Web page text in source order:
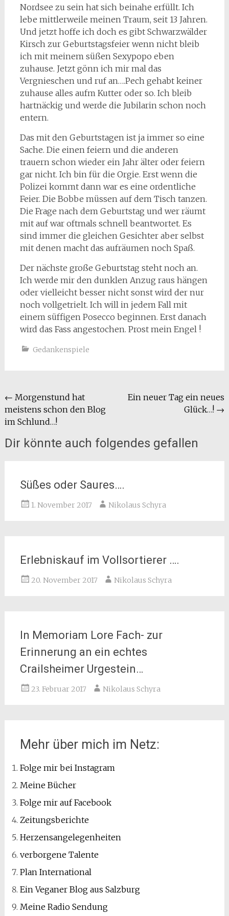
Nordsee zu sein hat sich beinahe erfüllt. Ich
lebe mittlerweile meinen Traum, seit 13 Jahren.
Und jetzt hoffe ich doch es gibt Schwarzwälder
Kirsch zur Geburtstagsfeier wenn nicht bleib
ich mit meinem süßen Sexypopo eben
zuhause. Jetzt gönn ich mir mal das
Vergnieschen und ruf an….Pech gehabt keiner
zuhause alles aufm Kutter oder so. Ich bleib
hartnäckig und werde die Jubilarin schon noch
entern.
Das mit den Geburtstagen ist ja immer so eine
Sache. Die einen feiern und die anderen
trauern schon wieder ein Jahr älter oder feiern
gar nicht. Ich bin für die Orgie. Erst wenn die
Polizei kommt dann war es eine ordentliche
Feier. Die Bobbe müssen auf dem Tisch tanzen.
Die Frage nach dem Geburtstag und wer räumt
mit auf war oftmals schnell beantwortet. Es
sind immer die gleichen Gesichter aber selbst
mit denen macht das aufräumen noch Spaß.
Der nächste große Geburtstag steht noch an.
Ich werde mir den dunklen Anzug raus hängen
oder vielleicht besser nicht sonst wird der nur
noch vollgetrielt. Ich will in jedem Fall mit
einem süffigen Posecco beginnen. Erst danach
wird das Fass angestochen. Prost mein Engel !
Gedankenspiele
Beitragsnavigation
← Morgenstund hat
meistens schon den Blog
im Schlund…!
Ein neuer Tag ein neues
Glück…! →
Dir könnte auch folgendes gefallen
Süßes oder Saures….
1. November 2017 Nikolaus Schyra
Erlebniskauf im Vollsortierer ….
20. November 2017 Nikolaus Schyra
In Memoriam Lore Fach- zur
Erinnerung an ein echtes
Crailsheimer Urgestein…
23. Februar 2017 Nikolaus Schyra
Mehr über mich im Netz:
Folge mir bei Instagram
Meine Bücher
Folge mir auf Facebook
Zeitungsberichte
Herzensangelegenheiten
verborgene Talente
Plan International
Ein Veganer Blog aus Salzburg
Meine Radio Sendung